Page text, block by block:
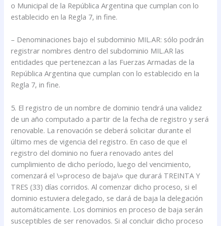
o Municipal de la República Argentina que cumplan con lo
establecido en la Regla 7, in fine.
– Denominaciones bajo el subdominio MIL.AR: sólo podrán
registrar nombres dentro del subdominio MIL.AR las
entidades que pertenezcan a las Fuerzas Armadas de la
República Argentina que cumplan con lo establecido en la
Regla 7, in fine.
5. El registro de un nombre de dominio tendrá una validez
de un año computado a partir de la fecha de registro y será
renovable. La renovación se deberá solicitar durante el
último mes de vigencia del registro. En caso de que el
registro del dominio no fuera renovado antes del
cumplimiento de dicho período, luego del vencimiento,
comenzará el \»proceso de baja\» que durará TREINTA Y
TRES (33) días corridos. Al comenzar dicho proceso, si el
dominio estuviera delegado, se dará de baja la delegación
automáticamente. Los dominios en proceso de baja serán
susceptibles de ser renovados. Si al concluir dicho proceso